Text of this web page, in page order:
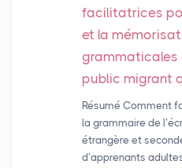
facilitatrices
et la
grammaticales
public migrant
Résumé Comment
la grammaire de
étrangère et
d’apprenants